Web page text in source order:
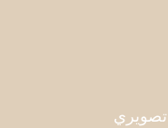
تصويري